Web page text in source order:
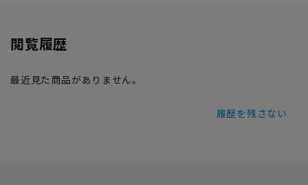
閲覧履歴
最近見た商品がありません。
履歴を残さない